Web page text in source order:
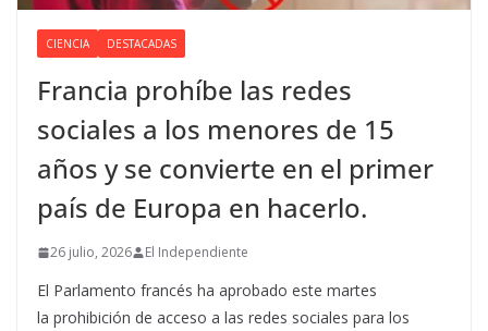
CIENCIA DESTACADAS
Francia prohíbe las redes
sociales a los menores de 15
años y se convierte en el primer
país de Europa en hacerlo.
26 julio, 2026 El Independiente
El Parlamento francés ha aprobado este martes
la prohibición de acceso a las redes sociales para los